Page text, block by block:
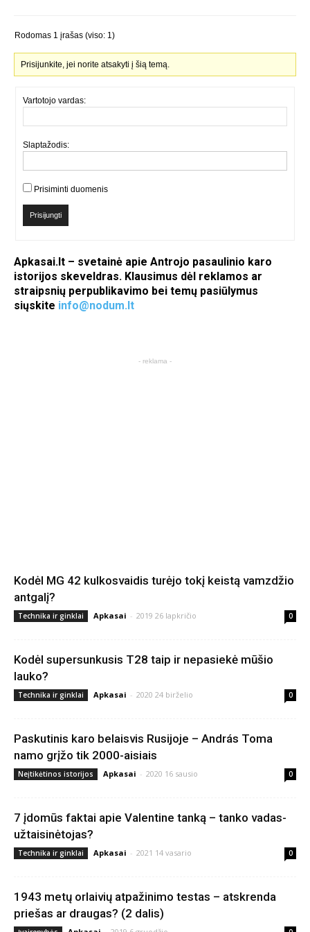
Rodomas 1 įrašas (viso: 1)
Prisijunkite, jei norite atsakyti į šią temą.
Vartotojo vardas:
Slaptažodis:
Prisiminti duomenis
Prisijungti
Apkasai.lt – svetainė apie Antrojo pasaulinio karo
istorijos skeveldras. Klausimus dėl reklamos ar
straipsnių perpublikavimo bei temų pasiūlymus
siųskite info@nodum.lt
- reklama -
Kodėl MG 42 kulkosvaidis turėjo tokį keistą vamzdžio
antgalį?
Technika ir ginklai Apkasai - 2019 26 lapkričio 0
Kodėl supersunkusis T28 taip ir nepasiekė mūšio
lauko?
Technika ir ginklai Apkasai - 2020 24 birželio 0
Paskutinis karo belaisvis Rusijoje – András Toma
namo grįžo tik 2000-aisiais
Neįtikėtinos istorijos Apkasai - 2020 16 sausio 0
7 įdomūs faktai apie Valentine tanką – tanko vadas-
užtaisinėtojas?
Technika ir ginklai Apkasai - 2021 14 vasario 0
1943 metų orlaivių atpažinimo testas – atskrenda
priešas ar draugas? (2 dalis)